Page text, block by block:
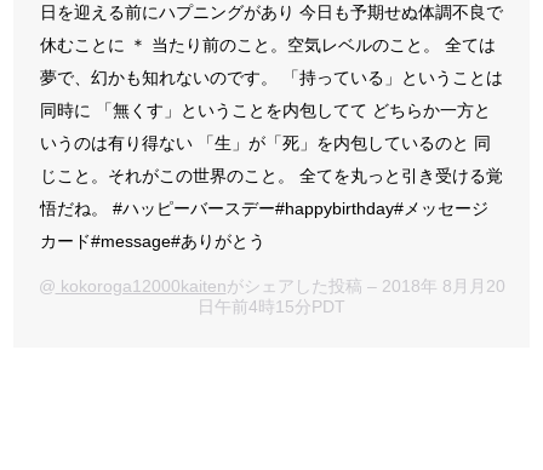
日を迎える前にハプニングがあり 今日も予期せぬ体調不良で
休むことに ＊ 当たり前のこと。空気レベルのこと。 全ては
夢で、幻かも知れないのです。 「持っている」ということは
同時に 「無くす」ということを内包してて どちらか一方と
いうのは有り得ない 「生」が「死」を内包しているのと 同
じこと。それがこの世界のこと。 全てを丸っと引き受ける覚
悟だね。 #ハッピーバースデー#happybirthday#メッセージ
カード#message#ありがとう
@ kokoroga12000kaitenがシェアした投稿 – 2018年 8月月20
日午前4時15分PDT